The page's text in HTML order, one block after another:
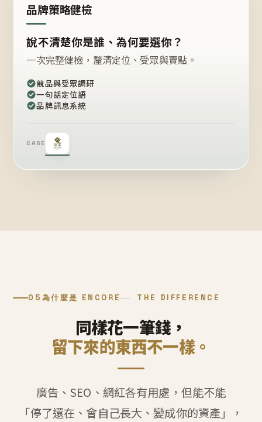
品牌策略健檢
說不清楚你是誰、為何要選你？
一次完整健檢，釐清定位、受眾與賣點。
競品與受眾調研
一句話定位語
品牌訊息系統
CASE
05 為什麼是 ENCORE THE DIFFERENCE
同樣花一筆錢，
留下來的東西不一樣。
廣告、SEO、網紅各有用處，但能不能
「停了還在、會自己長大、變成你的資產」，